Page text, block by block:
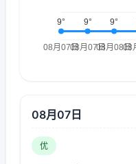
08月07日
优